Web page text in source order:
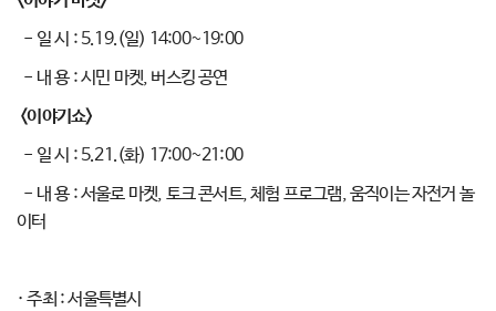
- 일 시 : 5.19.(일) 14:00~19:00
- 내 용 : 시민 마켓, 버스킹 공연
<이야기쇼>
- 일 시 : 5.21.(화) 17:00~21:00
- 내 용 : 서울로 마켓, 토크 콘서트, 체험 프로그램, 움직이는 자전거 놀
이터
· 주최 : 서울특별시